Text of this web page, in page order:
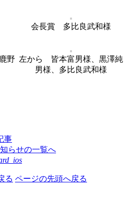
会長賞 多比良武和様
野 左から 皆本富男様、黒澤純
男様、多比良武和様
事
らせの一覧へ
る ページの先頭へ戻る